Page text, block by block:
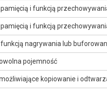
pamięcią i funkcją
pamięcią i funkcją
funkcją nagrywania lub
pojemność
kopiowanie i